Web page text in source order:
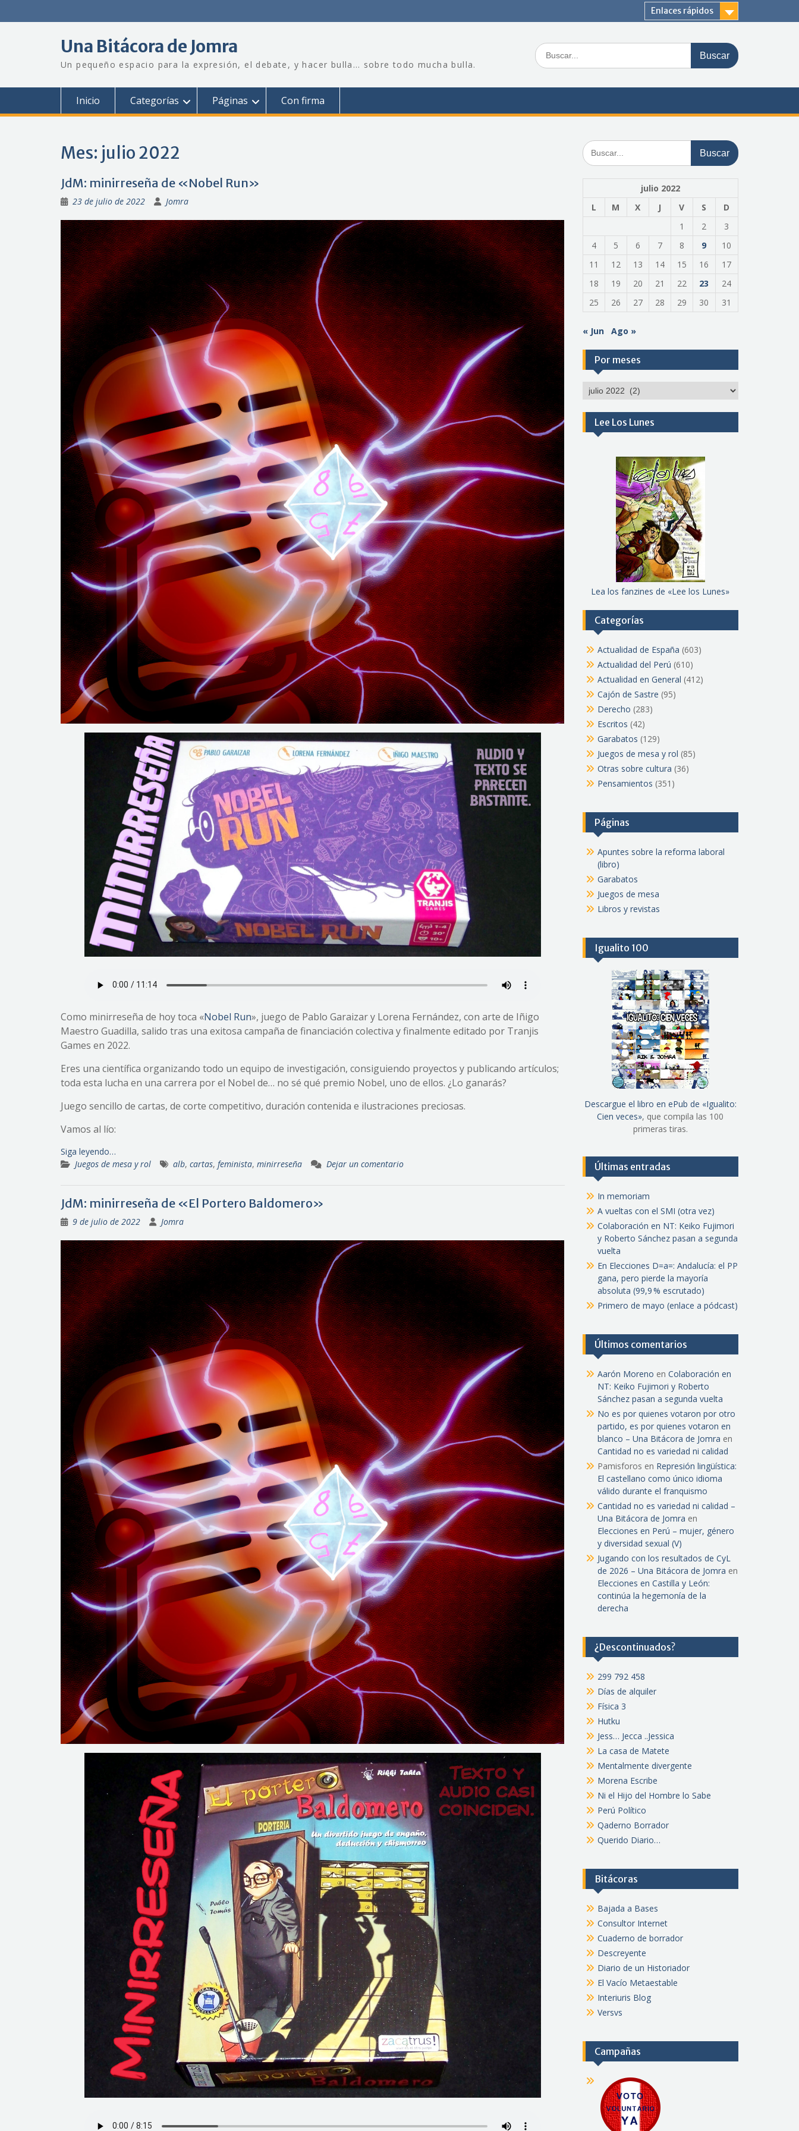
Enlaces rápidos
Una Bitácora de Jomra
Un pequeño espacio para la expresión, el debate, y hacer bulla… sobre todo mucha bulla.
Buscar:
Inicio Categorías Páginas Con firma
Mes: julio 2022
JdM: minirreseña de «Nobel Run»
23 de julio de 2022 Jomra
Como minirreseña de hoy toca «Nobel Run», juego de Pablo Garaizar y Lorena Fernández, con arte de Iñigo
Maestro Guadilla, salido tras una exitosa campaña de financiación colectiva y finalmente editado por Tranjis
Games en 2022.
Eres una científica organizando todo un equipo de investigación, consiguiendo proyectos y publicando artículos;
toda esta lucha en una carrera por el Nobel de… no sé qué premio Nobel, uno de ellos. ¿Lo ganarás?
Juego sencillo de cartas, de corte competitivo, duración contenida e ilustraciones preciosas.
Vamos al lío:
Siga leyendo…
Juegos de mesa y rol
alb, cartas, feminista, minirreseña Dejar un comentario
JdM: minirreseña de «El Portero Baldomero»
9 de julio de 2022 Jomra
Buscar:
julio 2022
L
M X J V S
D
1
2
3
4
5 6 7 8 9
10
11
12 13 14 15 16
17
18
19 20 21 22 23
24
25
26 27 28 29 30 31
« Jun Ago »
Por meses
Por
Lee Los Lunes
Lea los fanzines de «Lee los Lunes»
Categorías
Actualidad de España (603)
Actualidad del Perú (610)
Actualidad en General (412)
Cajón de Sastre (95)
Derecho (283)
Escritos (42)
Garabatos (129)
Juegos de mesa y rol (85)
Otras sobre cultura (36)
Pensamientos (351)
Páginas
Apuntes sobre la reforma laboral
(libro)
Garabatos
Juegos de mesa
Libros y revistas
Igualito 100
Descargue el libro en ePub de «Igualito:
Cien veces», que compila las 100
primeras tiras.
Últimas entradas
In memoriam
A vueltas con el SMI (otra vez)
Colaboración en NT: Keiko Fujimori
y Roberto Sánchez pasan a segunda
vuelta
En Elecciones D=a=: Andalucía: el PP
gana, pero pierde la mayoría
absoluta (99,9 % escrutado)
Primero de mayo (enlace a pódcast)
Últimos comentarios
Aarón Moreno en Colaboración en
NT: Keiko Fujimori y Roberto
Sánchez pasan a segunda vuelta
No es por quienes votaron por otro
partido, es por quienes votaron en
blanco – Una Bitácora de Jomra en
Cantidad no es variedad ni calidad
Pamisforos en Represión lingüística:
El castellano como único idioma
válido durante el franquismo
Cantidad no es variedad ni calidad –
Una Bitácora de Jomra en
Elecciones en Perú – mujer, género
y diversidad sexual (V)
Jugando con los resultados de CyL
de 2026 – Una Bitácora de Jomra en
Elecciones en Castilla y León:
continúa la hegemonía de la
derecha
¿Descontinuados?
299 792 458
Días de alquiler
Física 3
Hutku
Jess… Jecca ..Jessica
La casa de Matete
Mentalmente divergente
Morena Escribe
Ni el Hijo del Hombre lo Sabe
Perú Político
Qaderno Borrador
Querido Diario…
Bitácoras
Bajada a Bases
Consultor Internet
Cuaderno de borrador
Descreyente
Diario de un Historiador
El Vacío Metaestable
Interiuris Blog
Versvs
Campañas